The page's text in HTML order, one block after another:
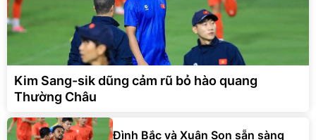
Kim Sang-sik dũng cảm rũ bỏ hào quang
Thường Châu
Đình Bắc và Xuân Son sẵn sàng